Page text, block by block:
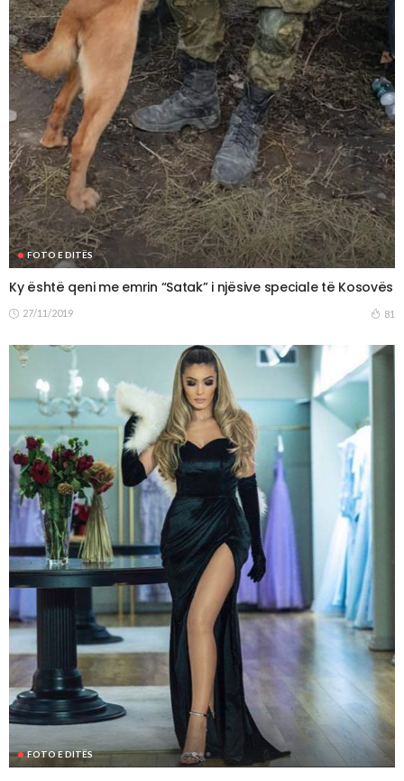
FOTO E DITËS
Ky është qeni me emrin “Satak” i njësive speciale të Kosovës
27/11/2019 81
FOTO E DITËS